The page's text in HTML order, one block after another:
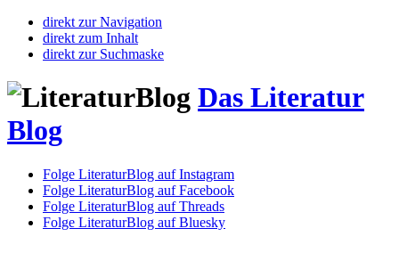
direkt zur Navigation
direkt zum Inhalt
direkt zur Suchmaske
Das Literatur
Blog
Folge LiteraturBlog auf Instagram
Folge LiteraturBlog auf Facebook
Folge LiteraturBlog auf Threads
Folge LiteraturBlog auf Bluesky